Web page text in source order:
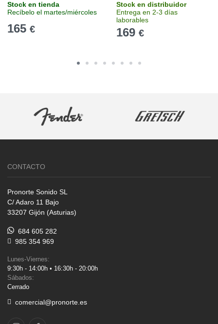
Stock en tienda
Recíbelo el martes/miércoles
165 €
Stock en distribuidor
Entrega en 2-3 días
laborables
169 €
CONTACTO
Pronorte Sonido SL
C/ Adaro 11 Bajo
33207 Gijón (Asturias)
684 605 282
985 354 969
Lunes-Viernes:
9:30h - 14:00h • 16:30h - 20:00h
Sábados:
Cerrado
comercial@pronorte.es